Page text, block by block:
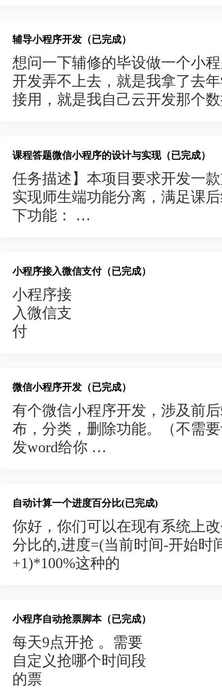
址/联系方式
- 发布需求：需求名称+时间+
细描述+零件图纸附件
全量设备
- 设备详情页：规格/图片/人员
赁按钮
- 核心规则：近30天无空闲设
## **需求相关**
- 需求列表页：展示未投标需
人+查看详情/立即投标按钮
- 需求匹配：发布后小程序自
- 核心规则：已成交需求从首
## **交易流程**
- 设备外协：详情页点外协→
生成租赁订单
- 需求投标：点立即投标→弹
提交生成投标订单
## **订单管理**
- 订单类型：租赁订单、投标
- 订单展示：订单号/设备/需求
完成/待评价）
## **个人中心**
- 我的信息：姓名/手机号/公司
注册时间
- 数据总览：设备数/需求数/订
- 管理中心：我的设备（发布/
径等等
类）、广告管理（新增、编辑
改）、数据统计分析（借阅次
价）。
二、功能
1、功能需求分析
① 用户注册登录：通过用户名
码登录；
② 个人信息管理：编辑头像、
额；
③ 图书浏览与搜索：按分类浏
⑤ 图书借还操作：对可借阅图
作；
⑥ 借阅记录查询：查看历史借
⑦ 押金管理：查看押金余额，
号；
② 图书管理：新增图书（录入
书信息、删除无效图书、上架
③ 广告管理：新增轮播广告（
分类归类展示；
⑤图书分类管理：新增图书分
分类名称、删除冗余分类。
⑥数据统计分析：统计单本图
⑦评价管理：删除无效借阅评
（1）用户功能模块：
① 用户模块：包含注册登录、
② 图书模块：包含图书浏览、
③ 书架模块：包含图书收藏、
④ 借阅模块：包含借阅申请、
辅导小程序开发（已完成）
想问一下辅修的毕设做一个小
开发弄不上去，就是我拿了去
接用，就是我自己云开发那个
课程答题微信小程序的设计与实现（已完成）
任务描述】本项目要求开发一
实现师生端功能分离，满足课
下功能：
答题），并可设置答案、解析
2.在线答题：（1）学生端可按
固定试卷答题。（2）答题过
确答案及解析。
题），支持导出统计报表。
4.用户权限管理：（1）区分教
看权限，学生仅拥有答题及个
录，关联用户身份信息。
【基本要求】
流程清晰，适配不同手机屏幕
库，保证答题数据的安全性与
小程序接入微信支付（已完成）
小程序接
入微信支
付
微信小程序开发（已完成）
有个微信小程序开发，涉及前
布，分类，删除功能。（不需
发word给你
首页
点信息进入详情页面
1.任何人都可以发布信息仅限
2.分享小程序生成唯一的二维
button，生成二维码或者链接
3.充会员，微信小程序的发布
自动计算一个进度百分比(已完成)
你好，你们可以在现有系统上
分比的,进度=(当前时间-开始时
+1)*100%这种的
小程序自动抢票脚本（已完成）
每天9点开抢 。需要
自定义抢哪个时间段
的票